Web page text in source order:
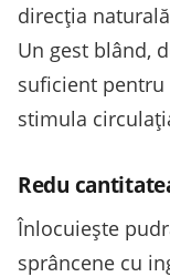
direcția
Un gest blând,
suficient
stimula
Redu
Înlocuiește
sprâncene cu